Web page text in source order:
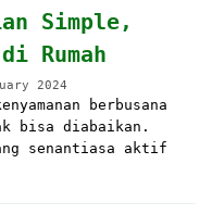
Simple,
Rumah
2024
berbusana
bisa diabaikan.
senantiasa aktif